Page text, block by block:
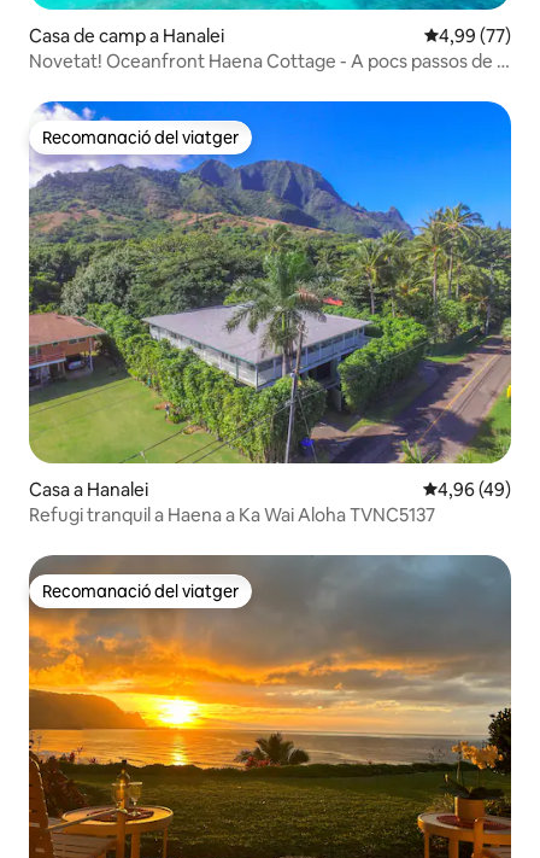
Casa de camp a Hanalei 4,99 de
4,99 (77)
Novetat! Oceanfront Haena Cottage - A pocs passos de la
Recomanació del viatger
Recomanació del viatger
Casa a Hanalei 4,96 de
4,96 (49)
Refugi tranquil a Haena a Ka Wai Aloha TVNC5137
Recomanació del viatger
Recomanació del viatger